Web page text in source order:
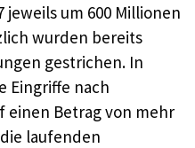
jeweils um 600 Millionen
wurden bereits
gestrichen. In
Eingriffe nach
einen Betrag von mehr
laufenden